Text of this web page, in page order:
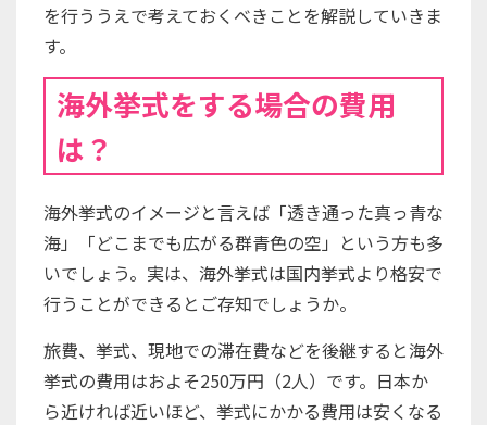
を行ううえで考えておくべきことを解説していきま
す。
海外挙式をする場合の費用
は？
海外挙式のイメージと言えば「透き通った真っ青な
海」「どこまでも広がる群青色の空」という方も多
いでしょう。実は、海外挙式は国内挙式より格安で
行うことができるとご存知でしょうか。
旅費、挙式、現地での滞在費などを後継すると海外
挙式の費用はおよそ250万円（2人）です。日本か
ら近ければ近いほど、挙式にかかる費用は安くなる